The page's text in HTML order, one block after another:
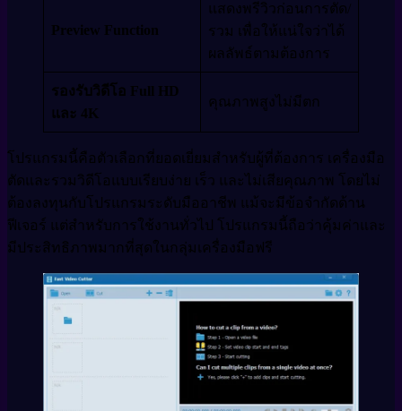
Preview Function
แสดงพรีวิวก่อนการตัด/
รวม เพื่อให้แน่ใจว่าได้
ผลลัพธ์ตามต้องการ
รองรับวิดีโอ Full HD
และ 4K
คุณภาพสูงไม่มีตก
โปรแกรมนี้คือตัวเลือกที่ยอดเยี่ยมสำหรับผู้ที่ต้องการ เครื่องมือ
ตัดและรวมวิดีโอแบบเรียบง่าย เร็ว และไม่เสียคุณภาพ โดยไม่
ต้องลงทุนกับโปรแกรมระดับมืออาชีพ แม้จะมีข้อจำกัดด้าน
ฟีเจอร์ แต่สำหรับการใช้งานทั่วไป โปรแกรมนี้ถือว่าคุ้มค่าและ
มีประสิทธิภาพมากที่สุดในกลุ่มเครื่องมือฟรี